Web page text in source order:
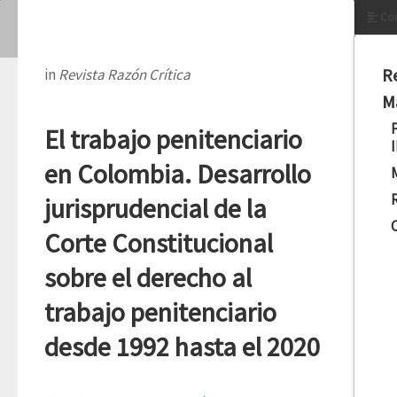
in Revista Razón Crítica
El trabajo penitenciario
en Colombia. Desarrollo
jurisprudencial de la
Corte Constitucional
sobre el derecho al
trabajo penitenciario
desde 1992 hasta el 2020